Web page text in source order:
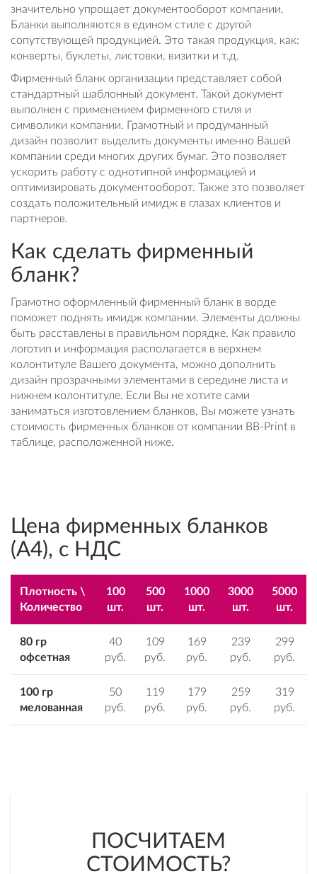
значительно упрощает документооборот компании.
Бланки выполняются в едином стиле с другой
сопутствующей продукцией. Это такая продукция, как:
конверты, буклеты, листовки, визитки и т.д.
Фирменный бланк организации представляет собой
стандартный шаблонный документ. Такой документ
выполнен с применением фирменного стиля и
символики компании. Грамотный и продуманный
дизайн позволит выделить документы именно Вашей
компании среди многих других бумаг. Это позволяет
ускорить работу с однотипной информацией и
оптимизировать документооборот. Также это позволяет
создать положительный имидж в глазах клиентов и
партнеров.
Как сделать фирменный
бланк?
Грамотно оформленный фирменный бланк в ворде
поможет поднять имидж компании. Элементы должны
быть расставлены в правильном порядке. Как правило
логотип и информация располагается в верхнем
колонтитуле Вашего документа, можно дополнить
дизайн прозрачными элементами в середине листа и
нижнем колонтитуле. Если Вы не хотите сами
заниматься изготовлением бланков, Вы можете узнать
стоимость фирменных бланков от компании BB-Print в
таблице, расположенной ниже.
Цена фирменных бланков
(А4), с НДС
Плотность \
Количество
100
шт.
500
шт.
1000
шт.
3000
шт.
5000
шт.
80 гр
офсетная
40
руб.
109
руб.
169
руб.
239
руб.
299
руб.
100 гр
мелованная
50
руб.
119
руб.
179
руб.
259
руб.
319
руб.
ПОСЧИТАЕМ
СТОИМОСТЬ?